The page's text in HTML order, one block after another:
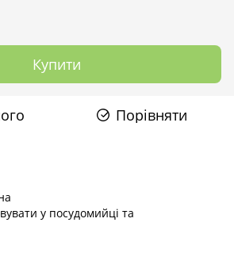
Купити
Порівняти
у посудомийці та